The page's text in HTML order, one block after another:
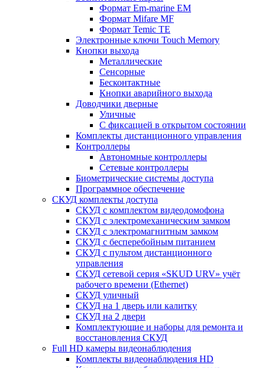
Формат Em-marine EM
Формат Mifare MF
Формат Temic TE
Электронные ключи Touch Memory
Кнопки выхода
Металлические
Сенсорные
Бесконтактные
Кнопки аварийного выхода
Доводчики дверные
Уличные
С фиксацией в открытом состоянии
Комплекты дистанционного управления
Контроллеры
Автономные контроллеры
Сетевые контроллеры
Биометрические системы доступа
Программное обеспечение
СКУД комплекты доступа
СКУД с комплектом видеодомофона
СКУД с электромеханическим замком
СКУД с электромагнитным замком
СКУД с бесперебойным питанием
СКУД с пультом дистанционного
управления
СКУД сетевой серия «SKUD URV» учёт
рабочего времени (Ethernet)
СКУД уличный
СКУД на 1 дверь или калитку
СКУД на 2 двери
Комплектующие и наборы для ремонта и
восстановления СКУД
Full HD камеры видеонаблюдения
Комплекты видеонаблюдения HD